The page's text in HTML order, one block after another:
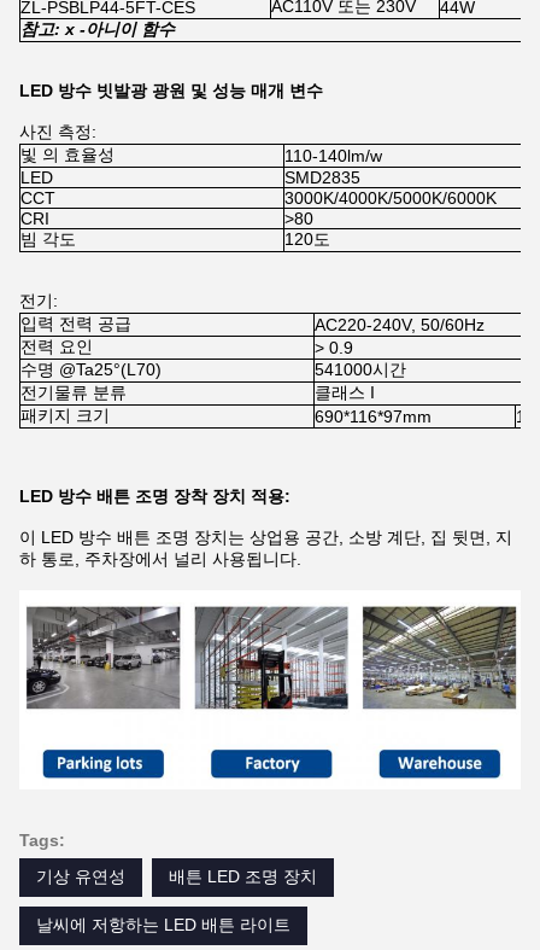
ZL-PSBLP44-5FT-CES AC110V 또는 230V 44W
참고: x -아니이 함수
LED 방수 빗발광 광원 및 성능 매개 변수
사진 측정:
빛 의 효율성
110-140lm/w
LED
SMD2835
CCT
3000K/4000K/5000K/6000K
CRI
>80
빔 각도
120도
전기:
입력 전력 공급
AC220-240V, 50/60Hz
전력 요인
> 0.9
수명 @Ta25°(L70)
541000시간
전기물류 분류
클래스 I
패키지 크기
690*116*97mm
LED 방수 배튼 조명 장착 장치 적용:
이 LED 방수 배튼 조명 장치는 상업용 공간, 소방 계단, 집 뒷면, 지
하 통로, 주차장에서 널리 사용됩니다.
Tags:
기상 유연성
배튼 LED 조명 장치
날씨에 저항하는 LED 배튼 라이트